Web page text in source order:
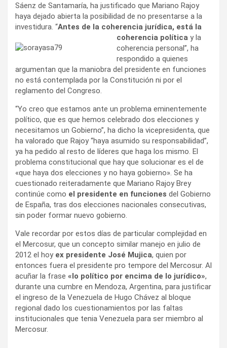
Sáenz de Santamaría, ha justificado que Mariano Rajoy
haya dejado abierta la posibilidad de no presentarse a la
investidura. “Antes de la coherencia jurídica, está la
coherencia política yla
coherencia personal”, ha
respondido a quienes
argumentan que la maniobra del presidente en funciones
no está contemplada por la Constitución ni por el
reglamento del Congreso.
“Yo creo que estamos ante un problema eminentemente
político, que es que hemos celebrado dos elecciones y
necesitamos un Gobierno”, ha dicho la vicepresidenta, que
ha valorado que Rajoy “haya asumido su responsabilidad”,
ya ha pedido al resto de líderes que haga los mismo. El
problema constitucional que hay que solucionar es el de
«que haya dos elecciones y no haya gobierno». Se ha
cuestionado reiteradamente que Mariano Rajoy Brey
continúe como el presidente en funciones del Gobierno
de España, tras dos elecciones nacionales consecutivas,
sin poder formar nuevo gobierno.
Vale recordar por estos días de particular complejidad en
el Mercosur, que un concepto similar manejo en julio de
2012 el hoy ex presidente José Mujica, quien por
entonces fuera el presidente pro tempore del Mercosur. Al
acuñar la frase «lo político por encima de lo jurídico»,
durante una cumbre en Mendoza, Argentina, para justificar
el ingreso de la Venezuela de Hugo Chávez al bloque
regional dado los cuestionamientos por las faltas
institucionales que tenia Venezuela para ser miembro al
Mercosur.